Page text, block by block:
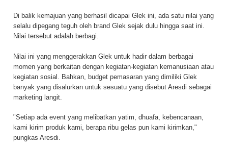
Di balik kemajuan yang berhasil dicapai Glek ini, ada satu nilai yang
selalu dipegang teguh oleh brand Glek sejak dulu hingga saat ini.
Nilai tersebut adalah berbagi.
Nilai ini yang menggerakkan Glek untuk hadir dalam berbagai
momen yang berkaitan dengan kegiatan-kegiatan kemanusiaan atau
kegiatan sosial. Bahkan, budget pemasaran yang dimiliki Glek
banyak yang disalurkan untuk sesuatu yang disebut Aresdi sebagai
marketing langit.
"Setiap ada event yang melibatkan yatim, dhuafa, kebencanaan,
kami kirim produk kami, berapa ribu gelas pun kami kirimkan,"
pungkas Aresdi.